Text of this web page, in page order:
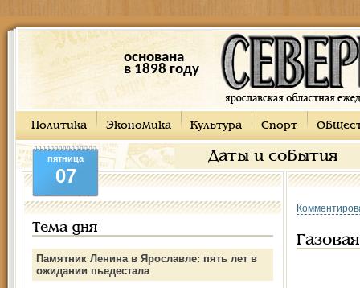
основана
в 1898 году
Политика Экономика Культура Спорт
Даты и события
пятница
07
Тема дня
Памятник Ленина в Ярославле: пять лет в
ожидании пьедестала